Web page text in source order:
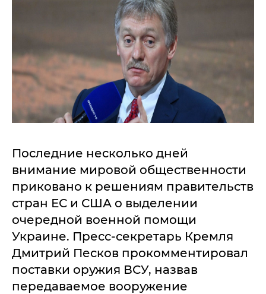
Последние несколько дней
внимание мировой общественности
приковано к решениям правительств
стран ЕС и США о выделении
очередной военной помощи
Украине. Пресс-секретарь Кремля
Дмитрий Песков прокомментировал
поставки оружия ВСУ, назвав
передаваемое вооружение